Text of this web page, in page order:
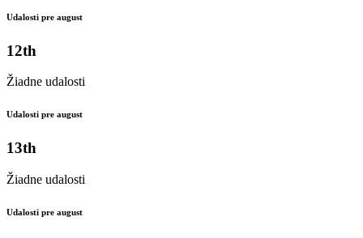
Udalosti pre august
12th
Žiadne udalosti
Udalosti pre august
13th
Žiadne udalosti
Udalosti pre august